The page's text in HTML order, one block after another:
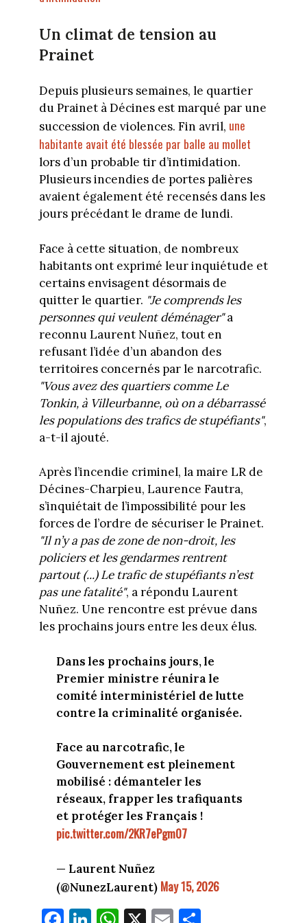
Un climat de tension au
Prainet
Depuis plusieurs semaines, le quartier
du Prainet à Décines est marqué par une
succession de violences. Fin avril, une
habitante avait été blessée par balle au mollet
lors d’un probable tir d’intimidation.
Plusieurs incendies de portes palières
avaient également été recensés dans les
jours précédant le drame de lundi.
Face à cette situation, de nombreux
habitants ont exprimé leur inquiétude et
certains envisagent désormais de
quitter le quartier. "Je comprends les
personnes qui veulent déménager"a
reconnu Laurent Nuñez, tout en
refusant l’idée d’un abandon des
territoires concernés par le narcotrafic.
"Vous avez des quartiers comme Le
Tonkin, à Villeurbanne, où on a débarrassé
les populations des trafics de stupéfiants",
a-t-il ajouté.
Après l’incendie criminel, la maire LR de
Décines-Charpieu, Laurence Fautra,
s’inquiétait de l’impossibilité pour les
forces de l’ordre de sécuriser le Prainet.
"Il n’y a pas de zone de non-droit, les
policiers et les gendarmes rentrent
partout (...) Le trafic de stupéfiants n’est
pas une fatalité", a répondu Laurent
Nuñez. Une rencontre est prévue dans
les prochains jours entre les deux élus.
Dans les prochains jours, le
Premier ministre réunira le
comité interministériel de lutte
contre la criminalité organisée.
Face au narcotrafic, le
Gouvernement est pleinement
mobilisé : démanteler les
réseaux, frapper les trafiquants
et protéger les Français !
pic.twitter.com/2KR7ePgm07
— Laurent Nuñez
(@NunezLaurent) May 15, 2026